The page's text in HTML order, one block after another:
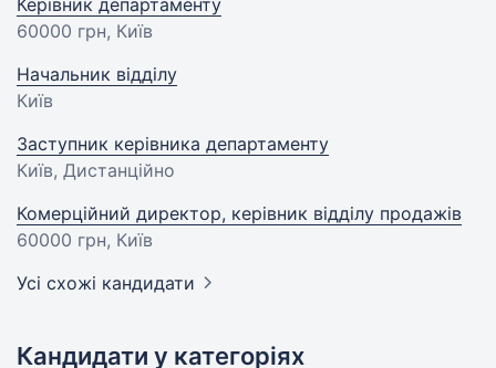
60000 грн, Київ
Начальник відділу
Київ
Заступник керівника департаменту
Київ, Дистанційно
Комерційний директор, керівник відділу продажів
60000 грн, Київ
Усі схожі кандидати
Кандидати у категоріях